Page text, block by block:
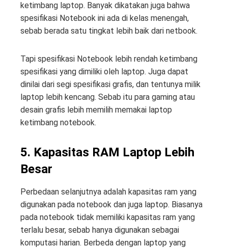
ketimbang laptop. Banyak dikatakan juga bahwa
spesifikasi Notebook ini ada di kelas menengah,
sebab berada satu tingkat lebih baik dari netbook.
Tapi spesifikasi Notebook lebih rendah ketimbang
spesifikasi yang dimiliki oleh laptop. Juga dapat
dinilai dari segi spesifikasi grafis, dan tentunya milik
laptop lebih kencang. Sebab itu para gaming atau
desain grafis lebih memilih memakai laptop
ketimbang notebook.
5. Kapasitas RAM Laptop Lebih
Besar
Perbedaan selanjutnya adalah kapasitas ram yang
digunakan pada notebook dan juga laptop. Biasanya
pada notebook tidak memiliki kapasitas ram yang
terlalu besar, sebab hanya digunakan sebagai
komputasi harian. Berbeda dengan laptop yang